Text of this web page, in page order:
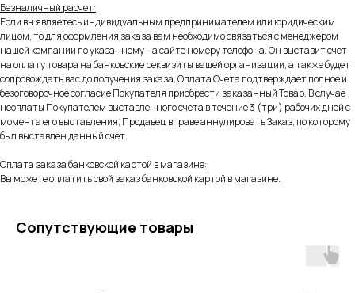
Безналичный расчет:
Если вы являетесь индивидуальным предпринимателем или юридическим
лицом, то для оформления заказа вам необходимо связаться с менеджером
нашей компании по указанному на сайте номеру телефона. Он выставит счет
на оплату товара на банковские реквизиты вашей организации, а также будет
сопровождать вас до получения заказа. Оплата Счета подтверждает полное и
безоговорочное согласие Покупателя приобрести заказанный Товар. В случае
неоплаты Покупателем выставленного счета в течение 3 (три) рабочих дней с
момента его выставления, Продавец вправе аннулировать Заказ, по которому
был выставлен данный счет.
Оплата заказа банковской картой в магазине:
Вы можете оплатить свой заказ банковской картой в магазине.
Сопутствующие товары